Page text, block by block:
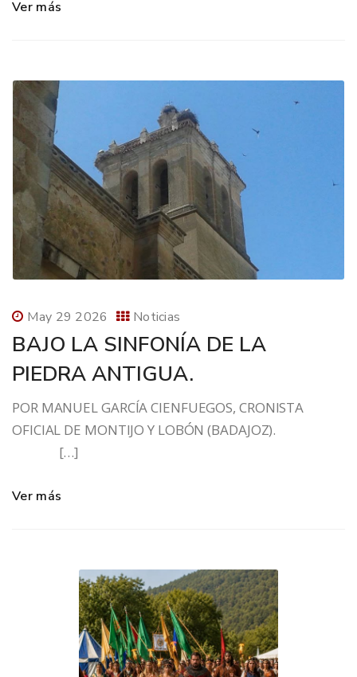
Ver más
May 29 2026 Noticias
BAJO LA SINFONÍA DE LA
PIEDRA ANTIGUA.
POR MANUEL GARCÍA CIENFUEGOS, CRONISTA
OFICIAL DE MONTIJO Y LOBÓN (BADAJOZ).
[…]
Ver más